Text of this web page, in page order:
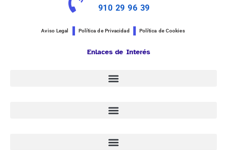
910 29 96 39
Aviso Legal Política de Privacidad Política de Cookies
Enlaces de Interés